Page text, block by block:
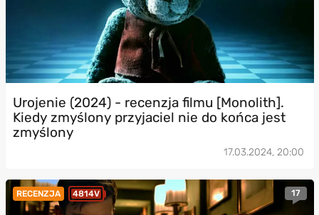
Urojenie (2024) - recenzja filmu [Monolith].
Kiedy zmyślony przyjaciel nie do końca jest
zmyślony
17.03.2024, 20:00
RECENZJA 4814V 17